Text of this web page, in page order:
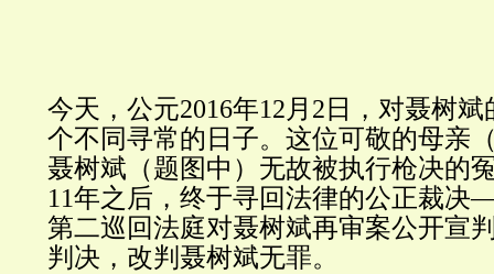
今天，公元2016年12月2日，对聂树
个不同寻常的日子。这位可敬的母亲
聂树斌（题图中）无故被执行枪决的
11年之后，终于寻回法律的公正裁
第二巡回法庭对聂树斌再审案公开宣
判决，改判聂树斌无罪。